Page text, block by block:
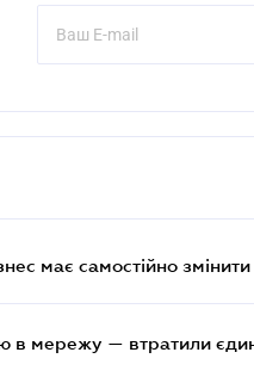
має самостійно змінити
в мережу — втратили